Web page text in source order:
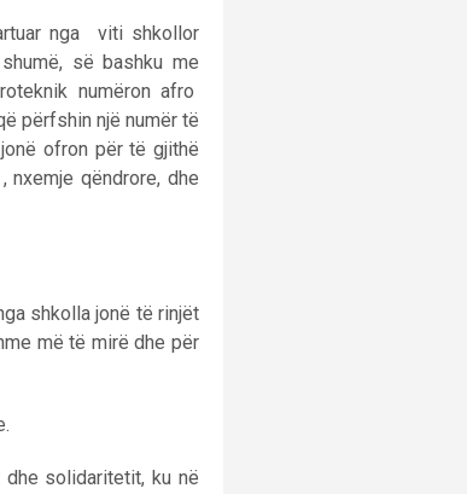
nga viti shkollor
së bashku me
numëron afro
përfshin një numër të
ofron për të gjithë
qëndrore, dhe
shkolla jonë të rinjët
më të mirë dhe për
solidaritetit, ku në